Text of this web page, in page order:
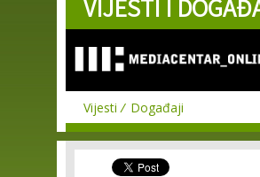
Skip to
main
VIJESTI I
Vijesti Događaji